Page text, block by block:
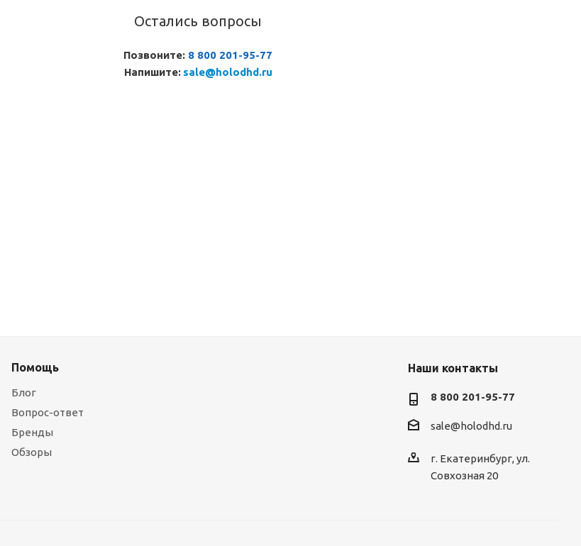
Остались вопросы
Позвоните: 8 800 201-95-77
Напишите: sale@holodhd.ru
Помощь
Блог
Вопрос-ответ
Бренды
Обзоры
Наши контакты
8 800 201-95-77
sale@holodhd.ru
г. Екатеринбург, ул.
Совхозная 20